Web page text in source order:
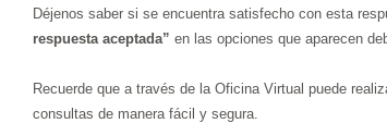
Déjenos saber si se encuentra satisfecho con esta
respuesta aceptada” en las opciones que aparecen
Recuerde que a través de la Oficina Virtual puede
consultas de manera fácil y segura.